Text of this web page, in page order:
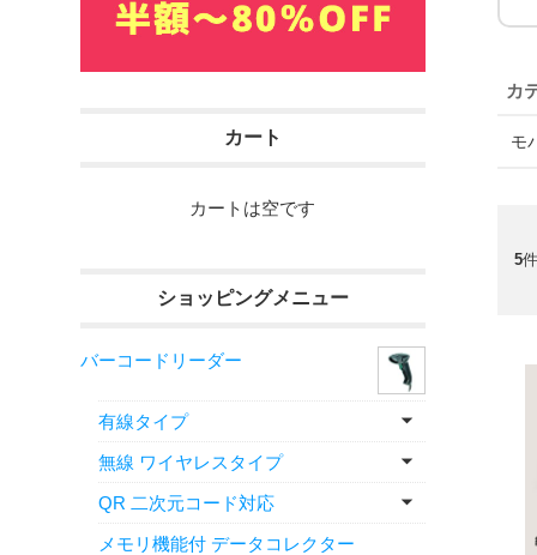
モ
5
カート
カートは空です
ショッピングメニュー
バーコードリーダー
有線タイプ
無線 ワイヤレスタイプ
QR 二次元コード対応
メモリ機能付 データコレクター